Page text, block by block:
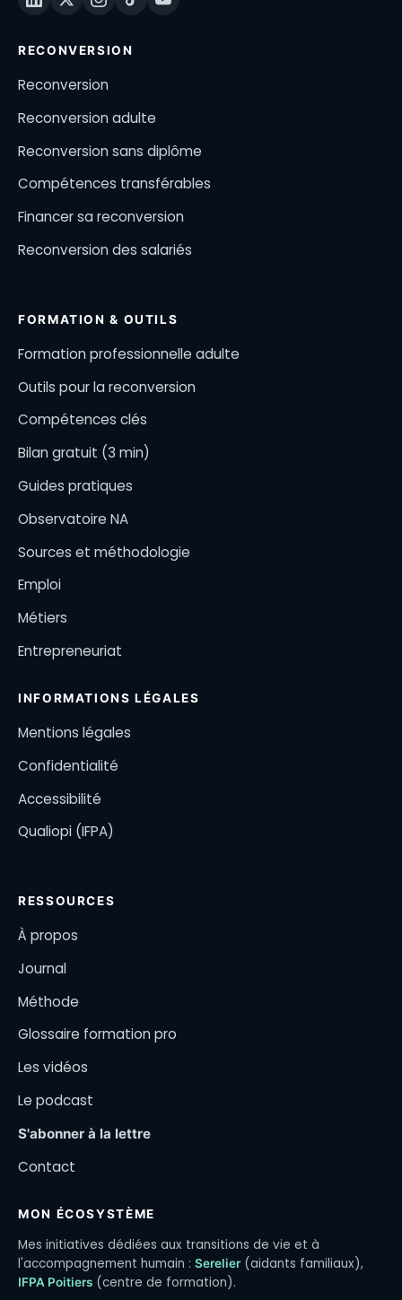
RECONVERSION
Reconversion
Reconversion adulte
Reconversion sans diplôme
Compétences transférables
Financer sa reconversion
Reconversion des salariés
FORMATION & OUTILS
Formation professionnelle adulte
Outils pour la reconversion
Compétences clés
Bilan gratuit (3 min)
Guides pratiques
Observatoire NA
Sources et méthodologie
Emploi
Métiers
Entrepreneuriat
INFORMATIONS LÉGALES
Mentions légales
Confidentialité
Accessibilité
Qualiopi (IFPA)
RESSOURCES
À propos
Journal
Méthode
Glossaire formation pro
Les vidéos
Le podcast
S'abonner à la lettre
Contact
MON ÉCOSYSTÈME
Mes initiatives dédiées aux transitions de vie et à
l'accompagnement humain : Serelier (aidants familiaux),
IFPA Poitiers (centre de formation).